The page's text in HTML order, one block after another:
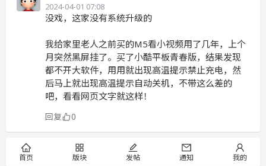
2024-04-01 07:08
没戏，这家没有系统升级的
我给家里老人之前买的M5看小视频用了几年，上个
月突然黑屏挂了。买了小酷平板青春版，结果发现
都不开大软件，用用就出现高温提示禁止充电，然
后马上就出现高温提示自动关机，不带这么差的
吧，看看网页文字就这样！
回复 0
首页 版块 发帖 通知 我的